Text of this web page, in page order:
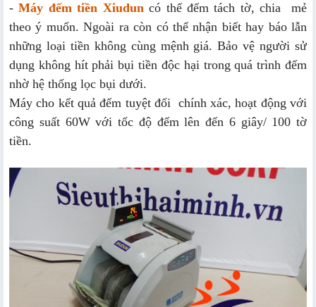
-Máy đếm tiền Xiuduncó thể đếm tách tờ, chia mẻ
theo ý muốn. Ngoài ra còn có thể nhận biết hay báo lẫn
những loại tiền không cùng mệnh giá. Bảo vệ người sử
dụng không hít phải bụi tiền độc hại trong quá trình đếm
nhờ hệ thống lọc bụi dưới.
Máy cho kết quả đếm tuyệt đối chính xác, hoạt động với
công suất 60W với tốc độ đếm lên đến 6 giây/ 100 tờ
tiền.